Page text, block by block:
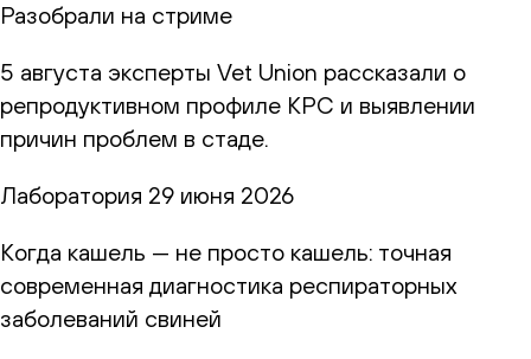
Разобрали на стриме
5 августа эксперты Vet Union рассказали о
репродуктивном профиле КРС и выявлении
причин проблем в стаде.
Лаборатория 29 июня 2026
Когда кашель — не просто кашель: точная
современная диагностика респираторных
заболеваний свиней